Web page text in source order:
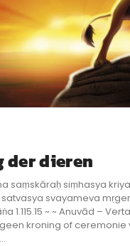
der dieren
saṃskāraḥ siṃhasya
svayameva
1.115.15 ~ ~ Anuvād –
kroning of ceremonie